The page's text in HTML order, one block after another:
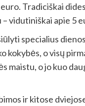
Tradiciškai
vidutiniškai apie 5
specialius
o visų
maistu, o jo kuo
ir kitose